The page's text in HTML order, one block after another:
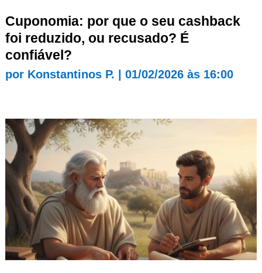
Cuponomia: por que o seu cashback
foi reduzido, ou recusado? É
confiável?
por Konstantinos P. 01/02/2026 às 16:00